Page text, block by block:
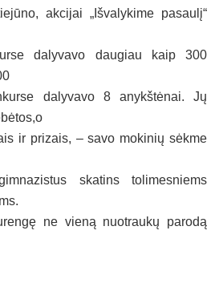
akcijai „Išvalykime pasaulį“
dalyvavo daugiau kaip 300
dalyvavo 8 anykštėnai. Jų
ir prizais, – savo mokinių sėkme
skatins tolimesniems
ne vieną nuotraukų parodą